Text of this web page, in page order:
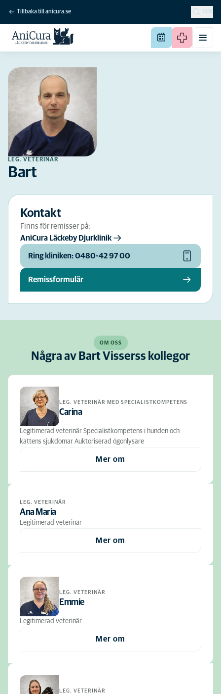
Tillbaka till anicura.se SÖK
LEG. VETERINÄR
Bart
Kontakt
Finns för remisser på:
AniCura Läckeby Djurklinik
Ring kliniken: 0480-42 97 00
Remissformulär
OM OSS
Några av Bart Visserss kollegor
LEG. VETERINÄR MED SPECIALISTKOMPETENS
Carina
Legitimerad veterinär Specialistkompetens i hunden och
kattens sjukdomar Auktoriserad ögonlysare
Mer om
LEG. VETERINÄR
Ana Maria
Legitimerad veterinär
Mer om
LEG. VETERINÄR
Emmie
Legitimerad veterinär
Mer om
LEG. VETERINÄR